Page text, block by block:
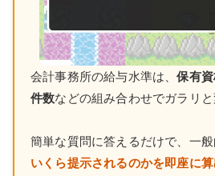
会計事務所の給与水準は、保有
件数などの組み合わせでガラリと
簡単な質問に答えるだけで、一
いくら提示されるのかを即座に算